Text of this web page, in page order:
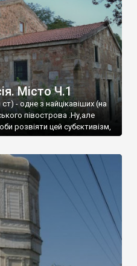
Місто Ч.1
- одне з найцікавіших (на
півострова .Ну,але
розвіяти цей субєктивізм,